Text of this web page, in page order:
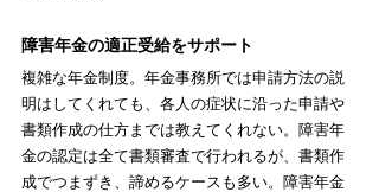
障害年金の適正受給をサポート
複雑な年金制度。年金事務所では申請方法の説
明はしてくれても、各人の症状に沿った申請や
書類作成の仕方までは教えてくれない。障害年
金の認定は全て書類審査で行われるが、書類作
成でつまずき、諦めるケースも多い。障害年金